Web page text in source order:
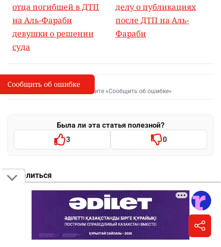
отца погибшей в ДТП
на Аль-Фараби
девушки о решении
суда
делу о публикациях
после ДТП на Аль-
Фараби
I
Сообщить об опечатке
Выделите фрагмент и нажмите «Сообщить об ошибке»
Была ли эта статья полезной?
3 0
Поделиться
Telegram
Facebook
Сообщить об ошибке